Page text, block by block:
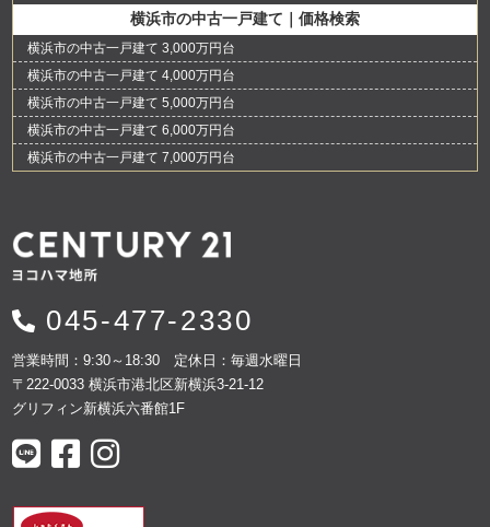
横浜市の中古一戸建て｜価格検索
横浜市の中古一戸建て 3,000万円台
横浜市の中古一戸建て 4,000万円台
横浜市の中古一戸建て 5,000万円台
横浜市の中古一戸建て 6,000万円台
横浜市の中古一戸建て 7,000万円台
045-477-2330
営業時間：9:30～18:30 定休日：毎週水曜日
〒222-0033 横浜市港北区新横浜3-21-12
グリフィン新横浜六番館1F